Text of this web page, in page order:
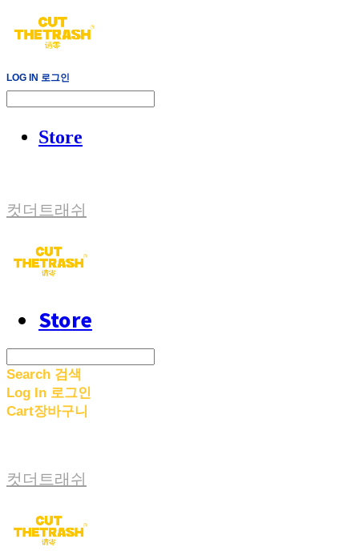
LOG IN 로그인
Store
컷더트래쉬
Store
Search 검색
Log In 로그인
Cart장바구니
컷더트래쉬